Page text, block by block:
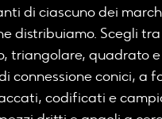
di ciascuno dei
distribuiamo. Scegli
triangolare, quadrato
connessione conici, a
codificati e